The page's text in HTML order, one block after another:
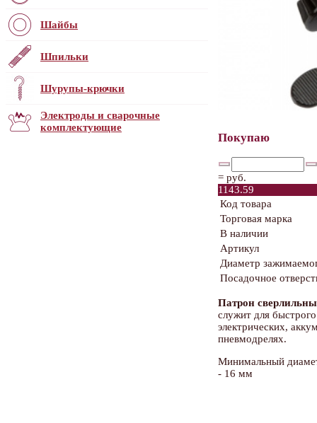
Шайбы
Шпильки
Шурупы-крючки
Электроды и сварочные
комплектующие
Покупаю
= руб.
1143.59
Код товара
Торговая марка
В наличии
Артикул
Диаметр
Посадочное
Патрон
служит для
электрических,
пневмодрелях.
Минимальный
- 16 мм